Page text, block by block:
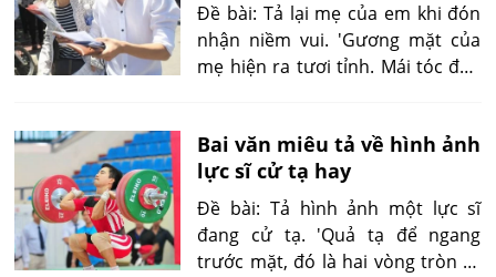
Đề bài: Tả lại mẹ của em khi đón
nhận niềm vui. 'Gương mặt của
mẹ hiện ra tươi tỉnh. Mái tóc đen
được nụ cười có sức hấp dẫn lạ
thường đó...'
Bai văn miêu tả về hình ảnh
lực sĩ cử tạ hay
Đề bài: Tả hình ảnh một lực sĩ
đang cử tạ. 'Quả tạ để ngang
trước mặt, đó là hai vòng tròn to